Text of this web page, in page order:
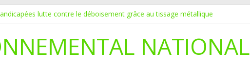
lutte contre le déboisement grâce au tissage métallique
nationale
à la protection de l’environnement
NATIONAL